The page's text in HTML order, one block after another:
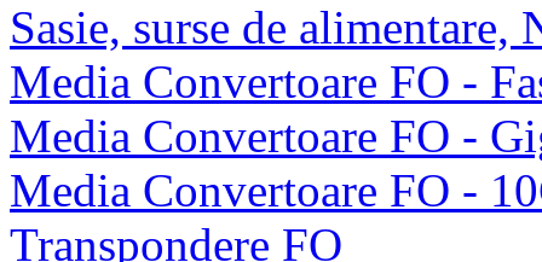
Sasie, surse de alimentare,
Media Convertoare FO -
Media Convertoare FO -
Media Convertoare FO -
Transpondere FO